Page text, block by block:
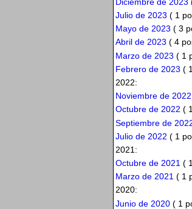
Julio de 2023 ( 1
Mayo de 2023 ( 3
Abril de 2023 ( 4
Marzo de 2023 ( 1
Febrero de 2023 (
2022:
Noviembre de 2022
Octubre de 2022 (
Septiembre de
Julio de 2022 ( 1
2021:
Octubre de 2021 (
Marzo de 2021( 1
2020:
Junio de 2020( 1